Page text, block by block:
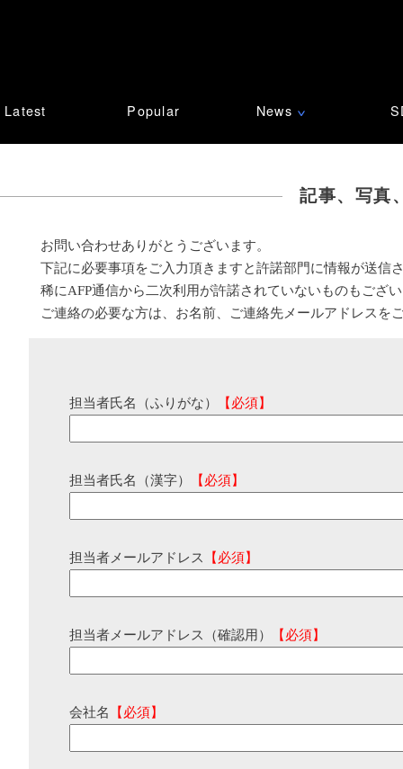
Latest Popular News ∨
記事、写真
お問い合わせありがとうございます。
下記に必要事項をご入力頂きますと許諾部門に情報が送信
稀にAFP通信から二次利用が許諾されていないものもござ
ご連絡の必要な方は、お名前、ご連絡先メールアドレスを
担当者氏名（ふりがな） 【必須】
担当者氏名（漢字） 【必須】
担当者メールアドレス 【必須】
担当者メールアドレス（確認用） 【必須】
会社名 【必須】